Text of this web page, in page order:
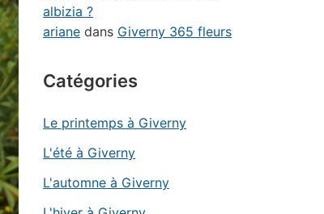
albizia ?
ariane dans Giverny 365 fleurs
Catégories
Le printemps à Giverny
L'été à Giverny
L'automne à Giverny